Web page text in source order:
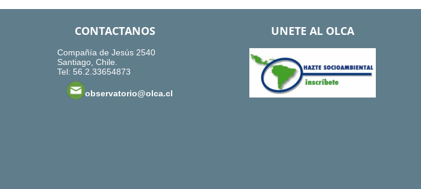
CONTACTANOS
Compañía de Jesús 2540
Santiago, Chile.
Tel: 56.2.33654873
observatorio@olca.cl
UNETE AL OLCA